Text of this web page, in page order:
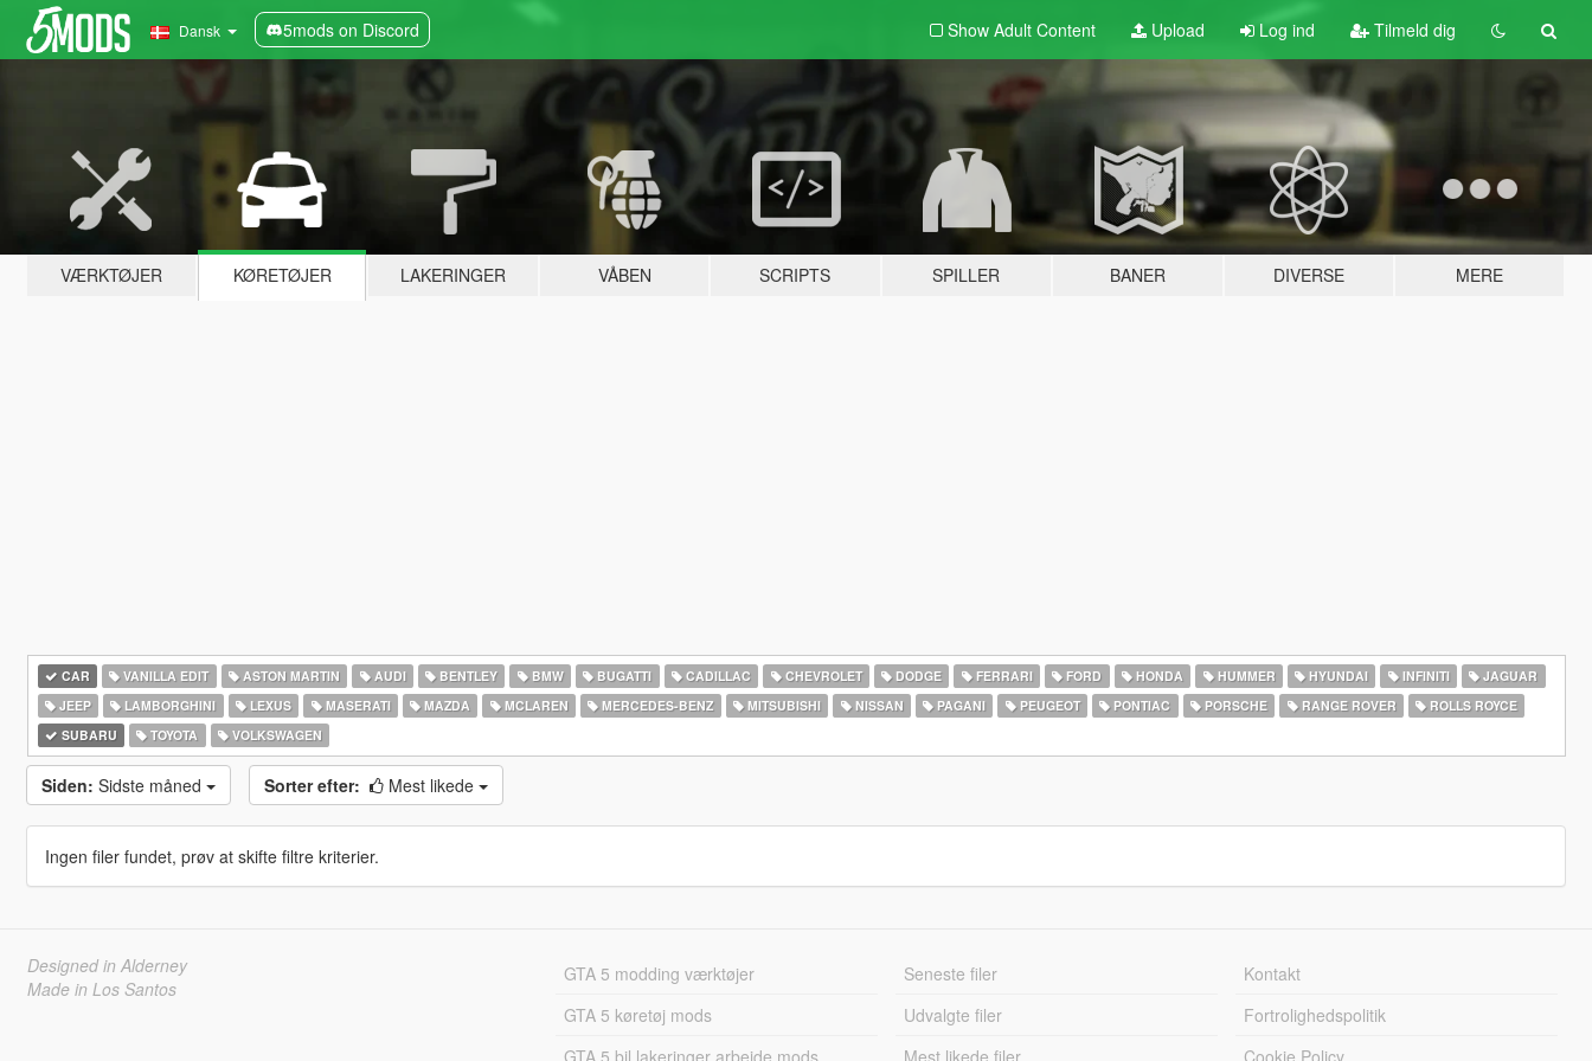
Dansk 5mods on Discord Show Adult Content Upload Log ind Tilmeld dig
VÆRKTØJER KØRETØJER LAKERINGER VÅBEN SCRIPTS SPILLER BANER DIVERSE MERE
CAR VANILLA EDIT ASTON MARTIN AUDI BENTLEY BMW BUGATTI CADILLAC CHEVROLET DODGE FERRARI FORD HONDA HUMMER HYUNDAI INFINITI
JAGUAR
JEEP
LAMBORGHINI LEXUS MASERATI MAZDA MCLAREN MERCEDES-BENZ MITSUBISHI NISSAN PAGANI PEUGEOT PONTIAC PORSCHE RANGE ROVER
ROLLS ROYCE
SUBARU
TOYOTA VOLKSWAGEN
Siden: Sidste måned Sorter efter: Mest likede
Ingen filer fundet, prøv at skifte filtre kriterier.
Designed in Alderney
Made in Los Santos
GTA 5 modding værktøjer
GTA 5 køretøj mods
GTA 5 bil lakeringer arbejde mods
Seneste filer
Udvalgte filer
Mest likede filer
Kontakt
Fortrolighedspolitik
Cookie Policy